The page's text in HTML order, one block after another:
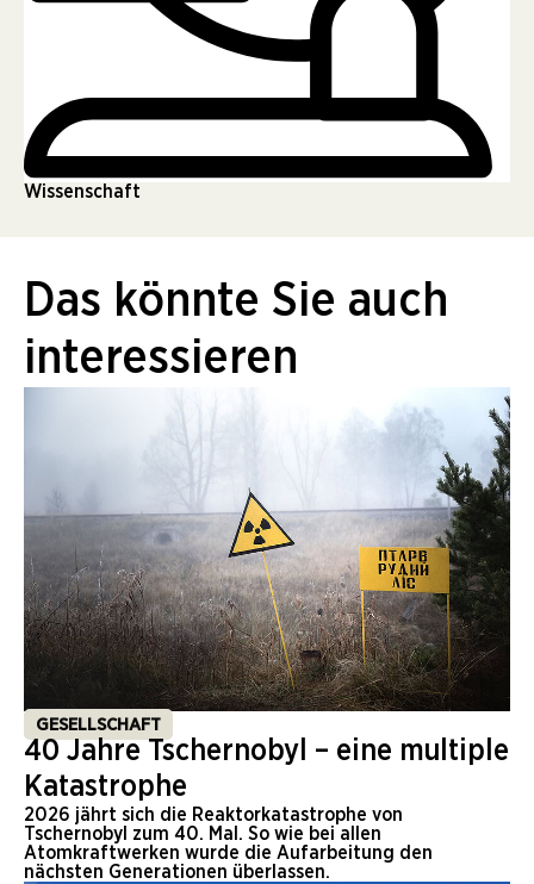
Wissenschaft
Das könnte Sie auch
interessieren
GESELLSCHAFT
40 Jahre Tschernobyl – eine multiple
Katastrophe
2026 jährt sich die Reaktorkatastrophe von
Tschernobyl zum 40. Mal. So wie bei allen
Atomkraftwerken wurde die Aufarbeitung den
nächsten Generationen überlassen.